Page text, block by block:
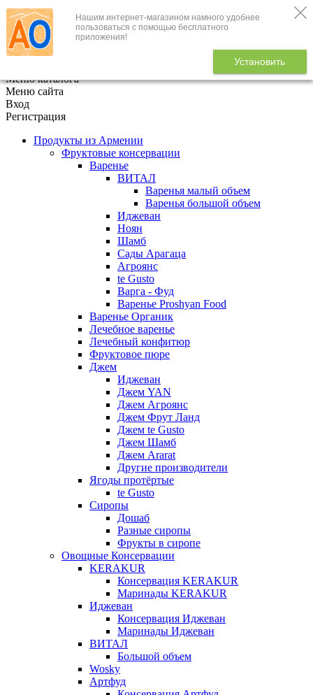
Нашим интернет-магазином намного удобнее
пользоваться с помощью бесплатного
приложения!
Установить
+7 (495) 646-888-1
В корзине
Меню каталога
Меню сайта
Вход
Регистрация
Продукты из Армении
Фруктовые консервации
Варенье
ВИТАЛ
Варенья малый объем
Варенья большой объем
Иджеван
Ноян
Шамб
Сады Арагаца
Агроянс
te Gusto
Варга - Фуд
Варенье Proshyan Food
Варенье Органик
Лечебное варенье
Лечебный конфитюр
Фруктовое пюре
Джем
Иджеван
Джем YAN
Джем Агроянс
Джем Фрут Ланд
Джем te Gusto
Джем Шамб
Джем Ararat
Другие производители
Ягоды протёртые
te Gusto
Сиропы
Дошаб
Разные сиропы
Фрукты в сиропе
Овощные Консервации
KERAKUR
Консервация KERAKUR
Маринады KERAKUR
Иджеван
Консервация Иджеван
Маринады Иджеван
ВИТАЛ
Большой объем
Wosky
Артфуд